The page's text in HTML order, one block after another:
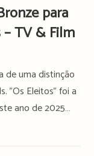
para
TV & Film
de uma distinção
"Os Eleitos" foi a
ano de 2025…